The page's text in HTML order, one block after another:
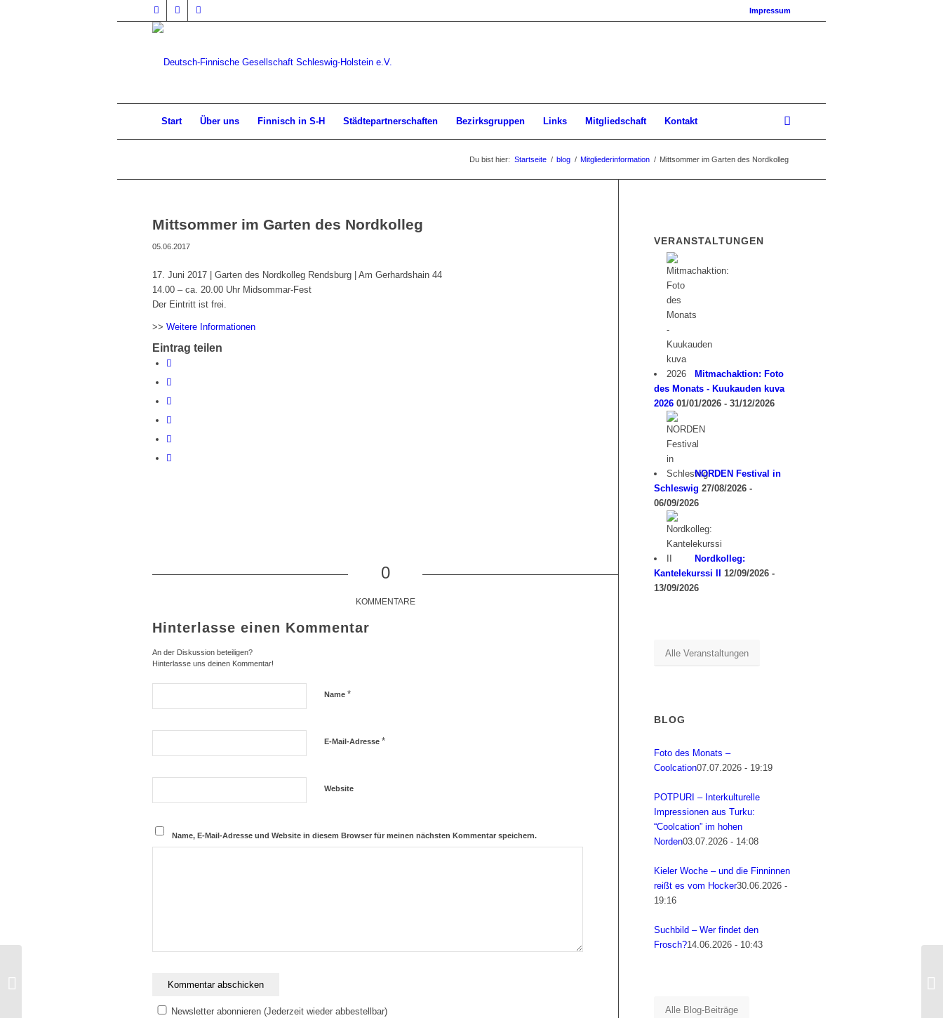
Impressum
Start Über uns Finnisch in S-H Städtepartnerschaften Bezirksgruppen Links Mitgliedschaft Kontakt
Du bist hier: Startseite / blog / Mitgliederinformation / Mittsommer im Garten des Nordkolleg
Mittsommer im Garten des Nordkolleg
05.06.2017
17. Juni 2017 | Garten des Nordkolleg Rendsburg | Am Gerhardshain 44
14.00 – ca. 20.00 Uhr Midsommar-Fest
Der Eintritt ist frei.
>> Weitere Informationen
Eintrag teilen
0
KOMMENTARE
Hinterlasse einen Kommentar
An der Diskussion beteiligen?
Hinterlasse uns deinen Kommentar!
Name *
E-Mail-Adresse *
Website
Name, E-Mail-Adresse und Website in diesem Browser für meinen nächsten Kommentar speichern.
Newsletter abonnieren (Jederzeit wieder abbestellbar)
VERANSTALTUNGEN
Mitmachaktion: Foto
des Monats - Kuukauden kuva
2026 01/01/2026 - 31/12/2026
NORDEN Festival in
Schleswig 27/08/2026 -
06/09/2026
Nordkolleg:
Kantelekurssi II
12/09/2026 -
13/09/2026
Alle Veranstaltungen
BLOG
Foto des Monats –
Coolcation07.07.2026 - 19:19
POTPURI – Interkulturelle
Impressionen aus Turku:
“Coolcation” im hohen
Norden03.07.2026 - 14:08
Kieler Woche – und die Finninnen
reißt es vom Hocker30.06.2026 -
19:16
Suchbild – Wer findet den
Frosch?14.06.2026 - 10:43
Alle Blog-Beiträge